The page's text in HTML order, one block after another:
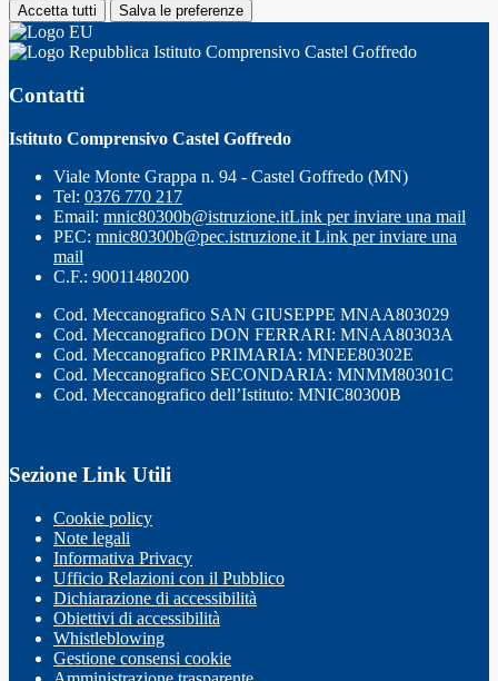
Accetta tutti Salva le preferenze
Istituto Comprensivo Castel Goffredo
Contatti
Istituto Comprensivo Castel Goffredo
Viale Monte Grappa n. 94 - Castel Goffredo (MN)
Tel: 0376 770 217
Email: mnic80300b@istruzione.itLink per inviare una mail
PEC: mnic80300b@pec.istruzione.it Link per inviare una
mail
C.F.: 90011480200
Cod. Meccanografico SAN GIUSEPPE MNAA803029
Cod. Meccanografico DON FERRARI: MNAA80303A
Cod. Meccanografico PRIMARIA: MNEE80302E
Cod. Meccanografico SECONDARIA: MNMM80301C
Cod. Meccanografico dell’Istituto: MNIC80300B
Sezione Link Utili
Cookie policy
Note legali
Informativa Privacy
Ufficio Relazioni con il Pubblico
Dichiarazione di accessibilità
Obiettivi di accessibilità
Whistleblowing
Gestione consensi cookie